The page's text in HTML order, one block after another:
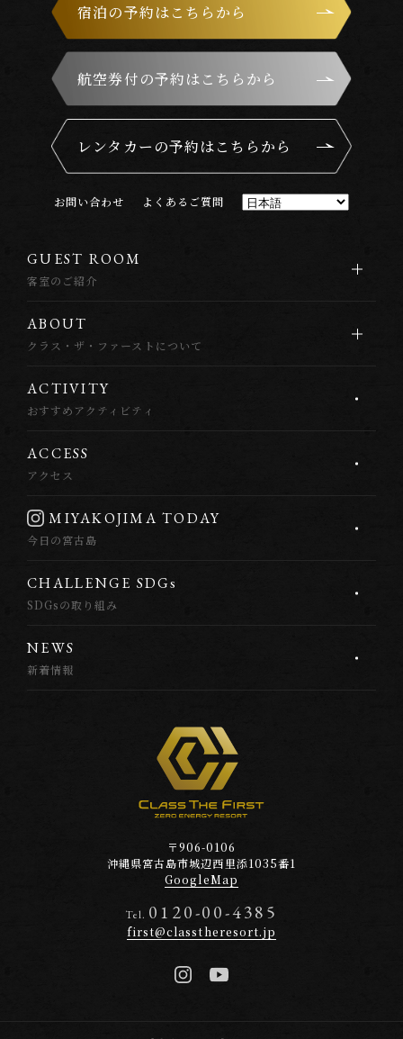
〒906-0106
沖縄県宮古島市城辺西里添1035番1
GoogleMap
Tel. 0120-00-4385
first@classtheresort.jp
GUEST ROOM
客室のご紹介
ABOUT
クラス・ザ・ファーストについて
ACTIVITY
おすすめアクティビティ
ACCESS
アクセス
MIYAKOJIMA TODAY
今日の宮古島
CHALLENGE SDGs
SDGsの取り組み
NEWS
新着情報
宿泊の予約はこちらから
航空券付の予約はこちらから
レンタカーの予約はこちらから
お問い合わせ よ く あ る ご質問